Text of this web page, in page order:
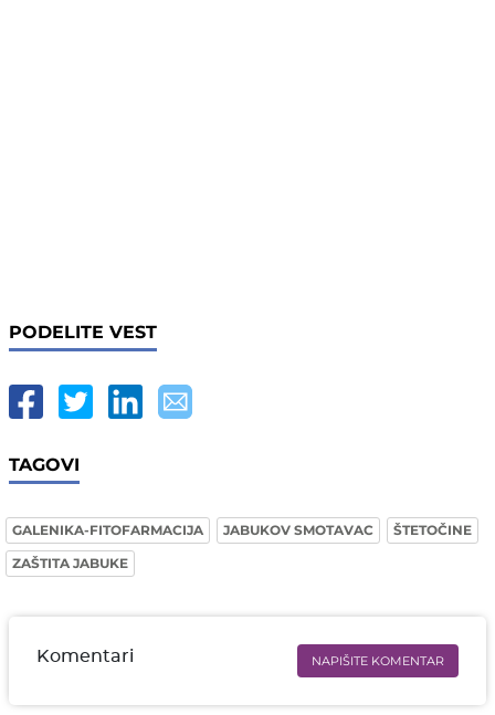
PODELITE VEST
TAGOVI
GALENIKA-FITOFARMACIJA JABUKOV SMOTAVAC
ŠTETOČINE
ZAŠTITA JABUKE
Komentari NAPIŠITE KOMENTAR